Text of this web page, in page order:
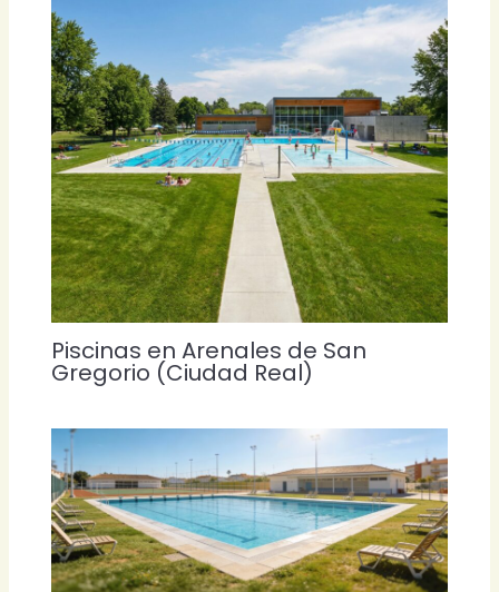
Piscinas en Arenales de San
Gregorio (Ciudad Real)